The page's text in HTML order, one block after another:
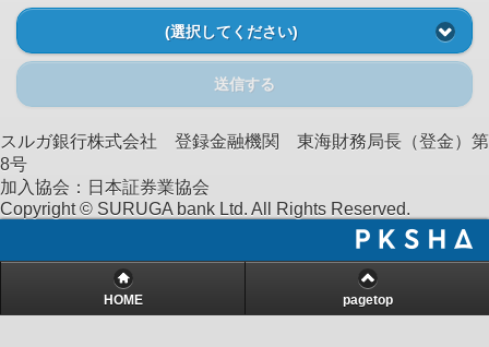
(選択してください)
送信する
スルガ銀行株式会社 登録金融機関 東海財務局長（登金）第
8号
加入協会：日本証券業協会
Copyright © SURUGA bank Ltd. All Rights Reserved.
HOME pagetop